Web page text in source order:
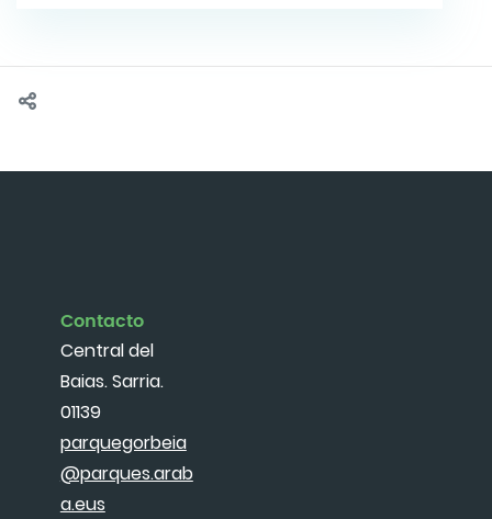
Contacto
Central del
Baias. Sarria.
01139
parquegorbeia
@parques.arab
a.eus